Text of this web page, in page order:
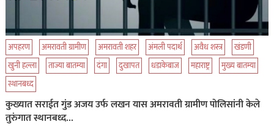
अपहरण अमरावती ग्रामीण अमरावती शहर अंमली पदार्थ अवैध शस्त्र
खंडणी
खुनी हल्ला
ताज्या बातम्या दंगा दुखापत धडाकेबाज महाराष्ट्र
मुख्य बातम्या
स्थानबध्द
कुख्यात सराईत गुंड अजय उर्फ लखन यास अमरावती ग्रामीण पोलिसांनी केले
तुरुंगात स्थानबध्द…